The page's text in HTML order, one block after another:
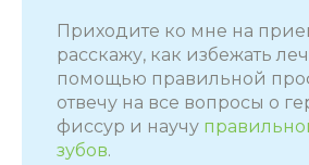
Приходите ко мне на
расскажу, как избежать
помощью правильной
отвечу на все вопросы о
фиссур и научу
зубов.